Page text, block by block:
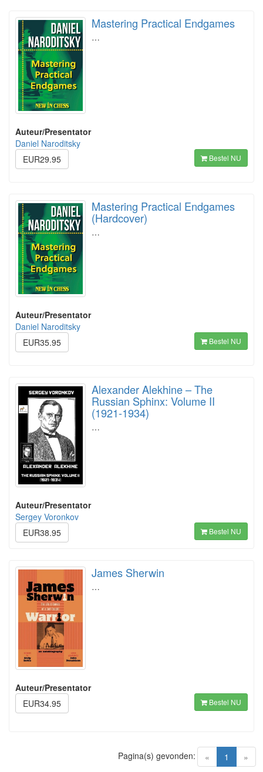
Mastering Practical Endgames
…
Auteur/Presentator
Daniel Naroditsky
EUR29.95
Bestel NU
Mastering Practical Endgames
(Hardcover)
…
Auteur/Presentator
Daniel Naroditsky
EUR35.95
Bestel NU
Alexander Alekhine – The
Russian Sphinx: Volume II
(1921-1934)
…
Auteur/Presentator
Sergey Voronkov
EUR38.95
Bestel NU
James Sherwin
…
Auteur/Presentator
EUR34.95
Bestel NU
« 1 (current)
»
Pagina(s) gevonden: